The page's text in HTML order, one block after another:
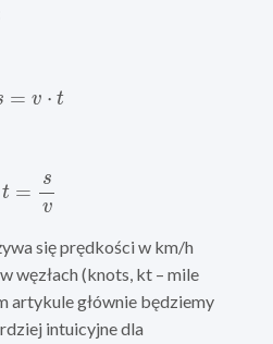
s= v⋅ t
v
się prędkości w km/h
węzłach (knots, kt – mile
artykule głównie będziemy
intuicyjne dla